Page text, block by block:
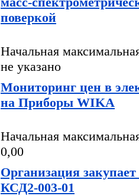
поверкой
Начальная
не указано
Мониторинг цен в
на Приборы WIKA
Начальная
0,00
Организация
КСД2-003-01